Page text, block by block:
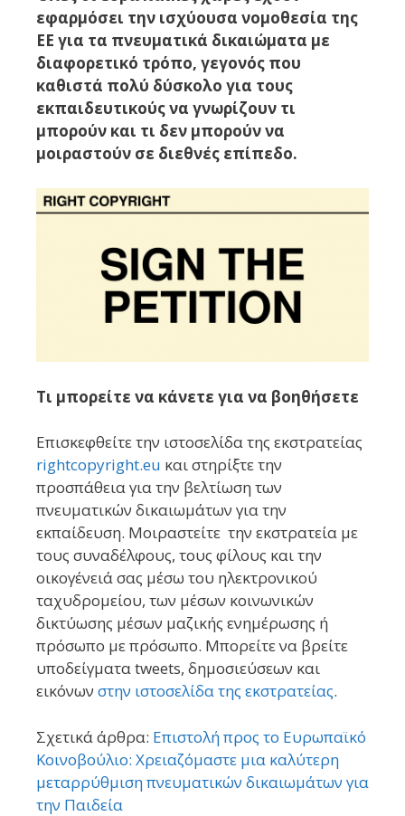
εφαρμόσει την ισχύουσα νομοθεσία της
ΕΕ για τα πνευματικά δικαιώματα με
διαφορετικό τρόπο, γεγονός που
καθιστά πολύ δύσκολο για τους
εκπαιδευτικούς να γνωρίζουν τι
μπορούν και τι δεν μπορούν να
μοιραστούν σε διεθνές επίπεδο.
Τι μπορείτε να κάνετε για να βοηθήσετε
Επισκεφθείτε την ιστοσελίδα της εκστρατείας
rightcopyright.eu και στηρίξτε την
προσπάθεια για την βελτίωση των
πνευματικών δικαιωμάτων για την
εκπαίδευση. Μοιραστείτε την εκστρατεία με
τους συναδέλφους, τους φίλους και την
οικογένειά σας μέσω του ηλεκτρονικού
ταχυδρομείου, των μέσων κοινωνικών
δικτύωσης μέσων μαζικής ενημέρωσης ή
πρόσωπο με πρόσωπο. Μπορείτε να βρείτε
υποδείγματα tweets, δημοσιεύσεων και
εικόνων στην ιστοσελίδα της εκστρατείας.
Σχετικά άρθρα: Επιστολή προς το Ευρωπαϊκό
Κοινοβούλιο: Χρειαζόμαστε μια καλύτερη
μεταρρύθμιση πνευματικών δικαιωμάτων για
την Παιδεία